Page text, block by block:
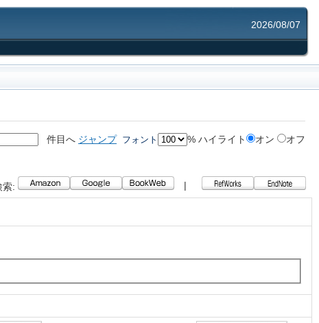
2026/08/07
件目へ ジャンプ フォント % ハイライト オン オフ
索:
|